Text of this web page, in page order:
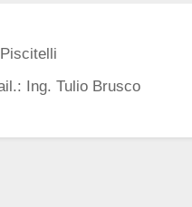
Ing. Tulio Brusco